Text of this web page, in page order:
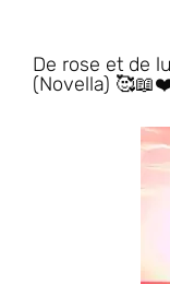
De rose et de
(Novella)